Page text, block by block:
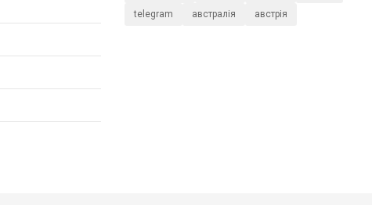
telegram австралія австрія